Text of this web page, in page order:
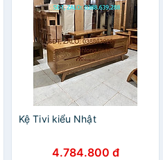
Kệ Tivi kiểu Nhật
4.784.800 đ